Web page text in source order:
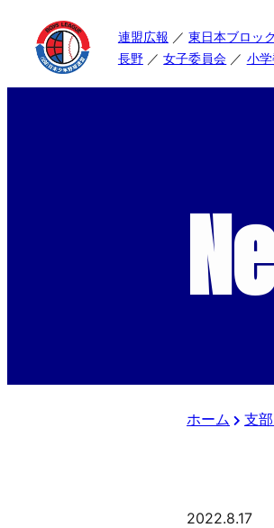
連盟広報 東日本ブロック
長野
女子委員会 小
ホーム 支
2022.8.17